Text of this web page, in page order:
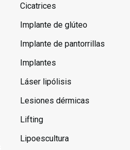
Cicatrices
Implante de glúteo
Implante de pantorrillas
Implantes
Láser lipólisis
Lesiones dérmicas
Lifting
Lipoescultura